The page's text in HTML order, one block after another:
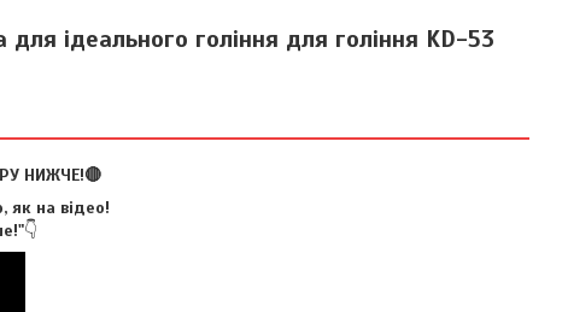
ідеального гоління для гоління KD-53
НИЖЧЕ!🔴
як на відео!
👇